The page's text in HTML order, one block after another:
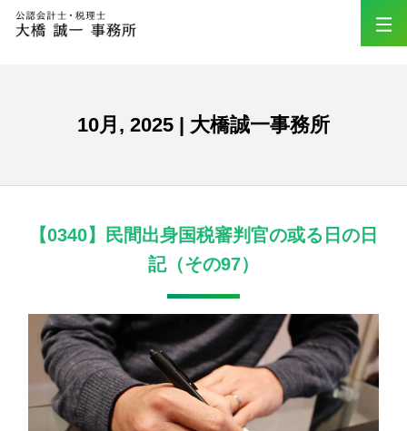
10月, 2025 | 大橋誠一事務所
【0340】民間出身国税審判官の或る日の日
記（その97）